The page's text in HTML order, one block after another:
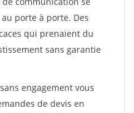
porte à porte. Des
qui prenaient du
sans garantie
engagement vous
de devis en